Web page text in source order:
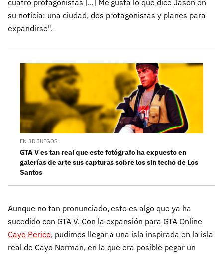
cuatro protagonistas [...] Me gusta lo que dice Jason en
su noticia: una ciudad, dos protagonistas y planes para
expandirse".
EN 3D JUEGOS
GTA V es tan real que este fotógrafo ha expuesto en
galerías de arte sus capturas sobre los sin techo de Los
Santos
Aunque no tan pronunciado, esto es algo que ya ha
sucedido con GTA V. Con la expansión para GTA Online
Cayo Perico, pudimos llegar a una isla inspirada en la isla
real de Cayo Norman, en la que era posible pegar un